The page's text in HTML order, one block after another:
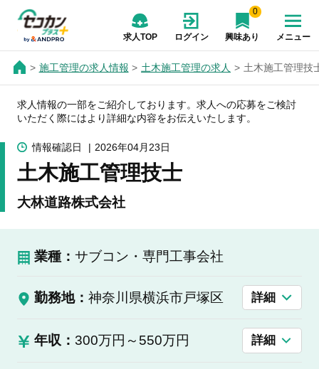
求人TOP ログイン
0
興味あり メニュー
施工管理の求人情報 土木施工管理の求人 土木施工管理技
求人情報の一部をご紹介しております。求人への応募をご検討
いただく際にはより詳細な内容をお伝えいたします。
情報確認日 2026年04月23日
土木施工管理技士
大林道路株式会社
業種： サブコン・専門工事会社
勤務地： 神奈川県横浜市戸塚区 詳細
年収： 300万円～550万円 詳細